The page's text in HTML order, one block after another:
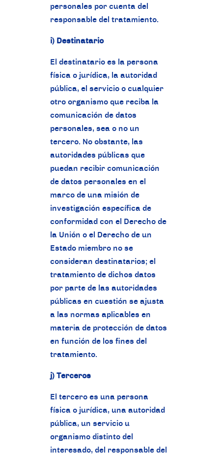
personales por cuenta del
responsable del tratamiento.
i) Destinatario
El destinatario es la persona
física o jurídica, la autoridad
pública, el servicio o cualquier
otro organismo que reciba la
comunicación de datos
personales, sea o no un
tercero. No obstante, las
autoridades públicas que
puedan recibir comunicación
de datos personales en el
marco de una misión de
investigación específica de
conformidad con el Derecho de
la Unión o el Derecho de un
Estado miembro no se
consideran destinatarios; el
tratamiento de dichos datos
por parte de las autoridades
públicas en cuestión se ajusta
a las normas aplicables en
materia de protección de datos
en función de los fines del
tratamiento.
j) Terceros
El tercero es una persona
física o jurídica, una autoridad
pública, un servicio u
organismo distinto del
interesado, del responsable del